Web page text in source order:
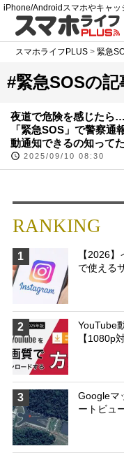
iPhone/Androidスマホやキャ
スマホライフPLUS >緊急
#緊急SOSの記
夜道で危険を感じたら
「緊急SOS」で警察通
動通知できるの知って
2025/09/10 08:30
RANKING
1
【2026
で使える
2
YouTube
【1080p
3
Googleマ
ートビュ